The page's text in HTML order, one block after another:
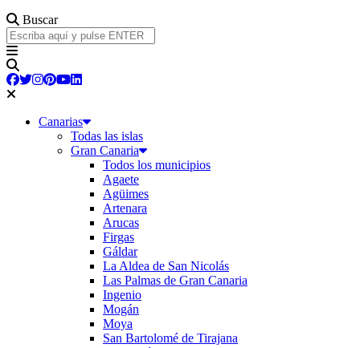
Buscar
Canarias
Todas las islas
Gran Canaria
Todos los municipios
Agaete
Agüimes
Artenara
Arucas
Firgas
Gáldar
La Aldea de San Nicolás
Las Palmas de Gran Canaria
Ingenio
Mogán
Moya
San Bartolomé de Tirajana